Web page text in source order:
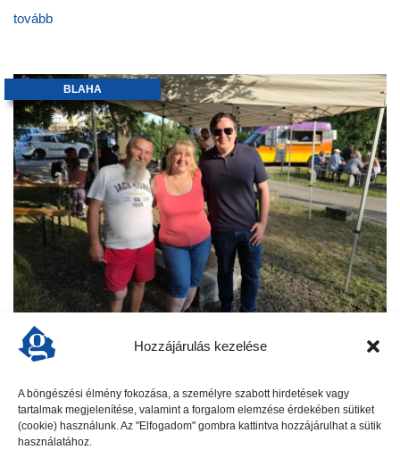
Hozzájárulás kezelése
A böngészési élmény fokozása, a személyre szabott hirdetések vagy
tartalmak megjelenítése, valamint a forgalom elemzése érdekében sütiket
(cookie) használunk. Az "Elfogadom" gombra kattintva hozzájárulhat a sütik
használatához.
tovább
KERTI PARTI a Blahán
BLAHA
Vidám hangulat, retró zenék, finom falatok és tartalmas
délutánt”, amelyet a Blahán rendeztek meg június 12-én. A
kerti parti nem csak a szórakozásról szólt:...